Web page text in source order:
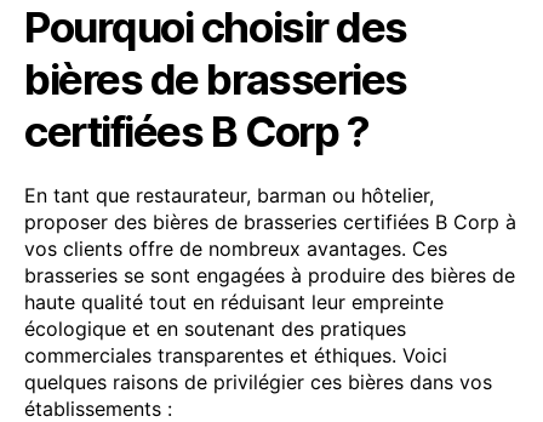
Pourquoi choisir des
bières de brasseries
certifiées B Corp ?
En tant que restaurateur, barman ou hôtelier,
proposer des bières de brasseries certifiées B Corp à
vos clients offre de nombreux avantages. Ces
brasseries se sont engagées à produire des bières de
haute qualité tout en réduisant leur empreinte
écologique et en soutenant des pratiques
commerciales transparentes et éthiques. Voici
quelques raisons de privilégier ces bières dans vos
établissements :